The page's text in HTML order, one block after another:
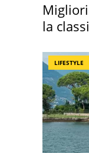
la
LIFESTYLE